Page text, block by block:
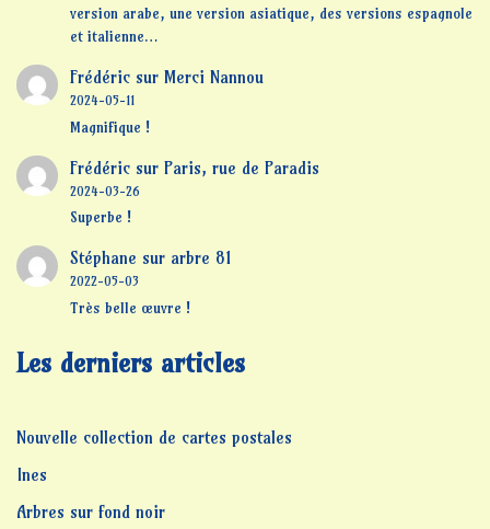
version arabe, une version asiatique, des versions espagnole
et italienne…
Frédéricsur Merci Nannou
2024-05-11
Magnifique !
Frédéricsur Paris, rue de Paradis
2024-03-26
Superbe !
Stéphane sur arbre 81
2022-05-03
Très belle œuvre !
Les derniers articles
Nouvelle collection de cartes postales
Ines
Arbres sur fond noir